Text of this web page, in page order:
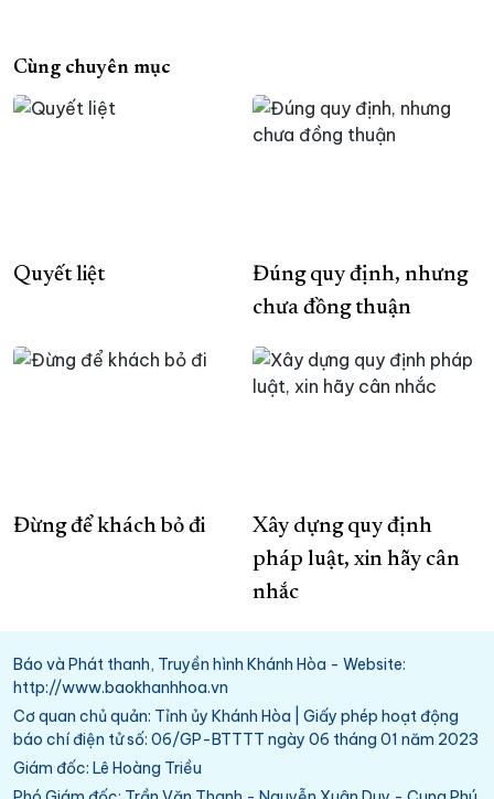
Cùng chuyên mục
Quyết liệt
Đúng quy định, nhưng
chưa đồng thuận
Đừng để khách bỏ đi
Xây dựng quy định
pháp luật, xin hãy cân
nhắc
Báo và Phát thanh, Truyền hình Khánh Hòa - Website:
http://www.baokhanhhoa.vn
Cơ quan chủ quản: Tỉnh ủy Khánh Hòa | Giấy phép hoạt động
báo chí điện tử số: 06/GP-BTTTT ngày 06 tháng 01 năm 2023
Giám đốc: Lê Hoàng Triều